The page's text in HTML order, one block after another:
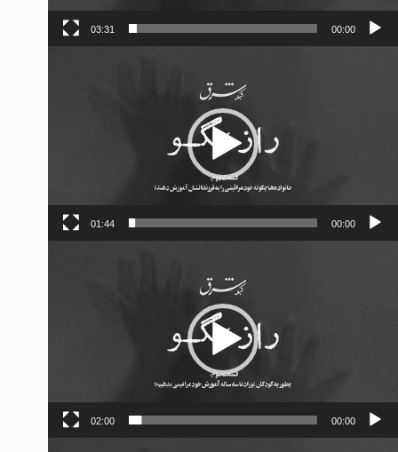
00:00
03:31
00:00
01:44
00:00
02:00